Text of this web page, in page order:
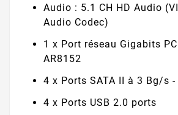
Audio : 5.1 CH HD Audio
Audio Codec)
1 x Port réseau Gigabits
AR8152
4 x Ports SATA II à 3 Bg/s -
4 x Ports USB 2.0 ports